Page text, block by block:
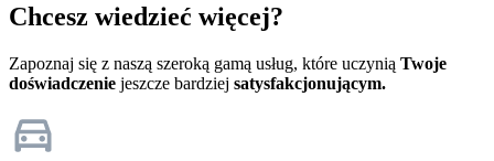
Chcesz wiedzieć więcej?
Zapoznaj się z naszą szeroką gamą usług, które uczynią Twoje
doświadczenie jeszcze bardziej satysfakcjonującym.